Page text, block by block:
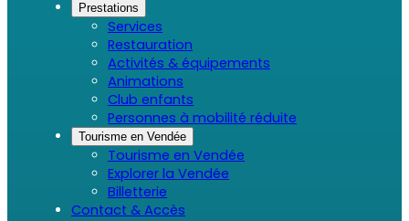
Prestations
Services
Restauration
Activités & équipements
Animations
Club enfants
Personnes à mobilité réduite
Tourisme en Vendée
Tourisme en Vendée
Explorer la Vendée
Billetterie
Contact & Accès